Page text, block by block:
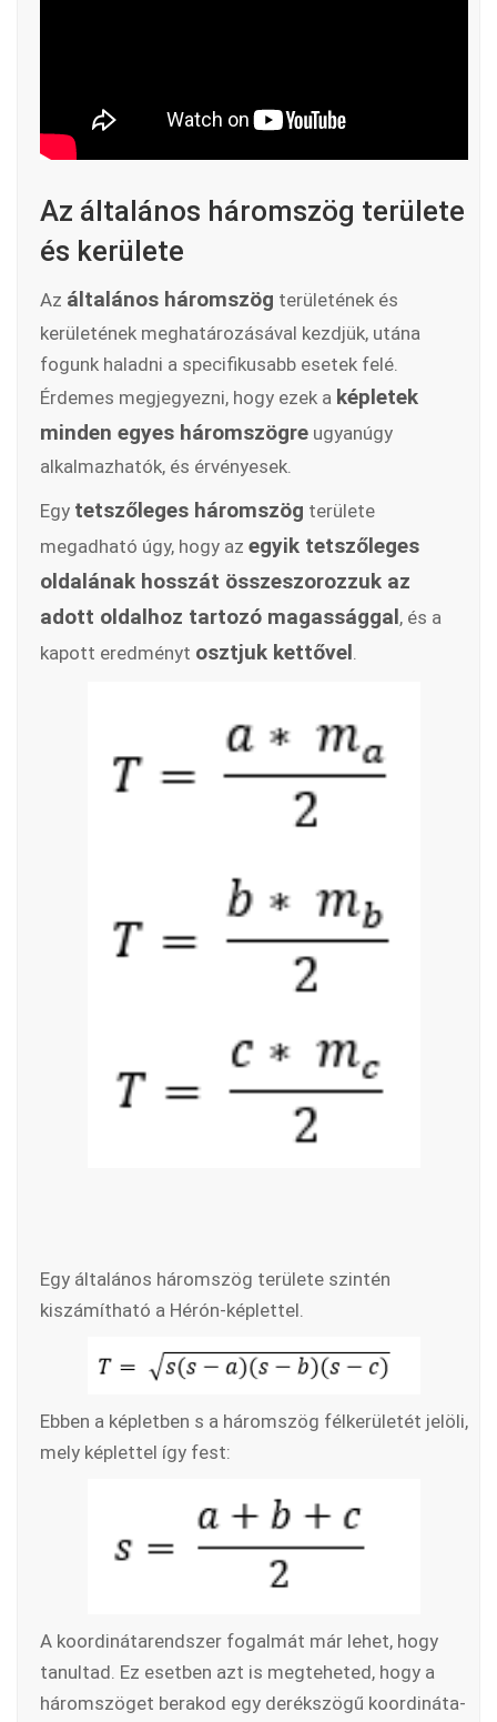
Az általános háromszög területe
és kerülete
Az általános háromszög területének és
kerületének meghatározásával kezdjük, utána
fogunk haladni a specifikusabb esetek felé.
Érdemes megjegyezni, hogy ezek a képletek
minden egyes háromszögre ugyanúgy
alkalmazhatók, és érvényesek.
Egy tetszőleges háromszög területe
megadható úgy, hogy az egyik tetszőleges
oldalának hosszát összeszorozzuk az
adott oldalhoz tartozó magassággal, és a
kapott eredményt osztjuk kettővel.
Egy általános háromszög területe szintén
kiszámítható a Hérón-képlettel.
Ebben a képletben s a háromszög félkerületét jelöli,
mely képlettel így fest:
A koordinátarendszer fogalmát már lehet, hogy
tanultad. Ez esetben azt is megteheted, hogy a
háromszöget berakod egy derékszögű koordináta-